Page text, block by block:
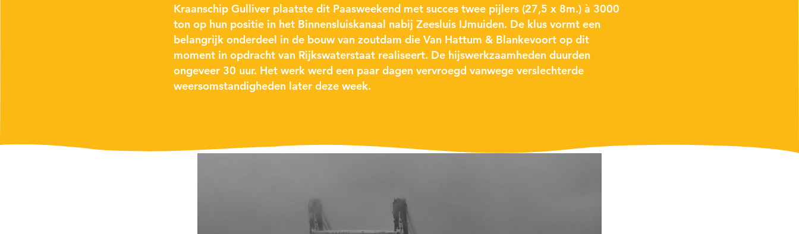
Kraanschip Gulliver plaatste dit Paasweekend met succes twee pijlers (27,5 x 8m.) à 3000
ton op hun positie in het Binnensluiskanaal nabij Zeesluis IJmuiden. De klus vormt een
belangrijk onderdeel in de bouw van zoutdam die Van Hattum & Blankevoort op dit
moment in opdracht van Rijkswaterstaat realiseert. De hijswerkzaamheden duurden
ongeveer 30 uur. Het werk werd een paar dagen vervroegd vanwege verslechterde
weersomstandigheden later deze week.